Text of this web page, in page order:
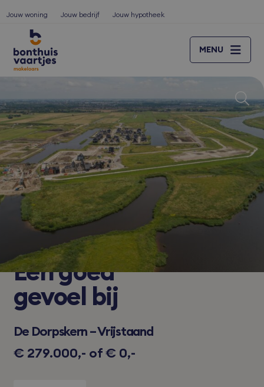
Jouw woning Jouw bedrijf Jouw hypotheek
MENU
Eengoed
gevoel bij
De Dorpskern – Vrijstaand
€ 279.000,- of € 0,-